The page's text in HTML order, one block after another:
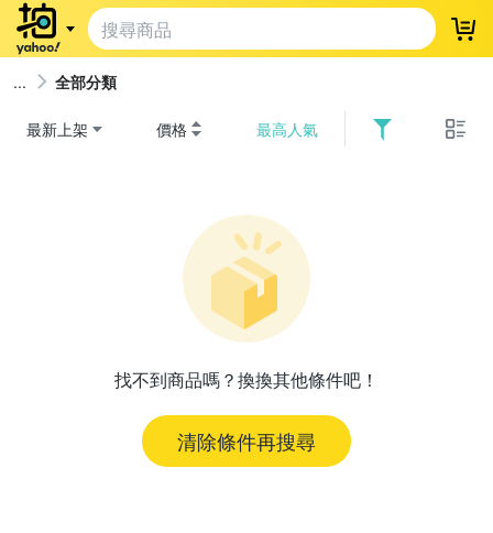
登
全部分類
最新上架 價格 最高人氣
找不到商品嗎？換換其他條件吧！
清除條件再搜尋